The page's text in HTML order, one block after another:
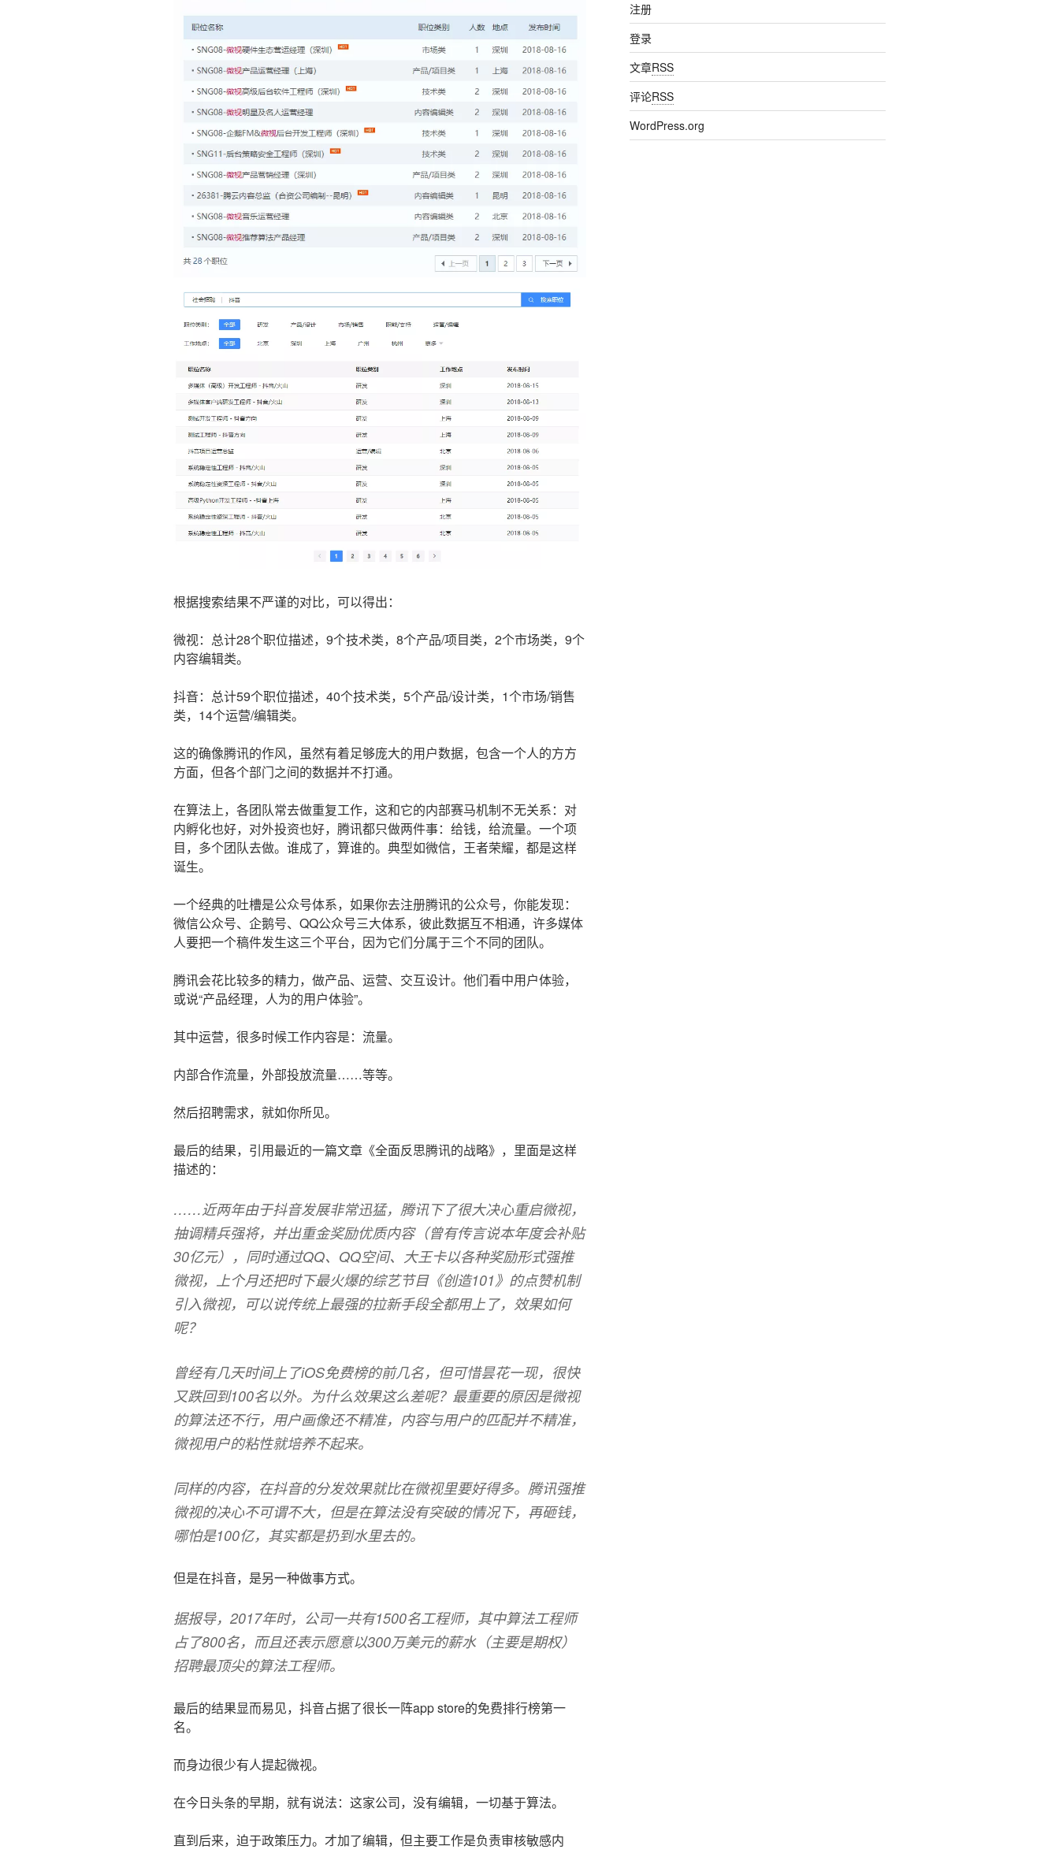
根据搜索结果不严谨的对比，可以得出：
微视：总计28个职位描述，9个技术类，8个产品/项目类，2个市场类，9个
内容编辑类。
抖音：总计59个职位描述，40个技术类，5个产品/设计类，1个市场/销售
类，14个运营/编辑类。
这的确像腾讯的作风，虽然有着足够庞大的用户数据，包含一个人的方方
方面，但各个部门之间的数据并不打通。
在算法上，各团队常去做重复工作，这和它的内部赛马机制不无关系：对
内孵化也好，对外投资也好，腾讯都只做两件事：给钱，给流量。一个项
目，多个团队去做。谁成了，算谁的。典型如微信，王者荣耀，都是这样
诞生。
一个经典的吐槽是公众号体系，如果你去注册腾讯的公众号，你能发现：
微信公众号、企鹅号、QQ公众号三大体系，彼此数据互不相通，许多媒体
人要把一个稿件发生这三个平台，因为它们分属于三个不同的团队。
腾讯会花比较多的精力，做产品、运营、交互设计。他们看中用户体验，
或说“产品经理，人为的用户体验”。
其中运营，很多时候工作内容是：流量。
内部合作流量，外部投放流量……等等。
然后招聘需求，就如你所见。
最后的结果，引用最近的一篇文章《全面反思腾讯的战略》，里面是这样
描述的：
……近两年由于抖音发展非常迅猛，腾讯下了很大决心重启微视，
抽调精兵强将，并出重金奖励优质内容（曾有传言说本年度会补贴
30亿元），同时通过QQ、QQ空间、大王卡以各种奖励形式强推
微视，上个月还把时下最火爆的综艺节目《创造101》的点赞机制
引入微视，可以说传统上最强的拉新手段全都用上了，效果如何
呢？
曾经有几天时间上了iOS免费榜的前几名，但可惜昙花一现，很快
又跌回到100名以外。为什么效果这么差呢？最重要的原因是微视
的算法还不行，用户画像还不精准，内容与用户的匹配并不精准，
微视用户的粘性就培养不起来。
同样的内容，在抖音的分发效果就比在微视里要好得多。腾讯强推
微视的决心不可谓不大，但是在算法没有突破的情况下，再砸钱，
哪怕是100亿，其实都是扔到水里去的。
但是在抖音，是另一种做事方式。
据报导，2017年时，公司一共有1500名工程师，其中算法工程师
占了800名，而且还表示愿意以300万美元的薪水（主要是期权）
招聘最顶尖的算法工程师。
最后的结果显而易见，抖音占据了很长一阵app store的免费排行榜第一
名。
而身边很少有人提起微视。
在今日头条的早期，就有说法：这家公司，没有编辑，一切基于算法。
直到后来，迫于政策压力。才加了编辑，但主要工作是负责审核敏感内
注册
登录
文章RSS
评论RSS
WordPress.org